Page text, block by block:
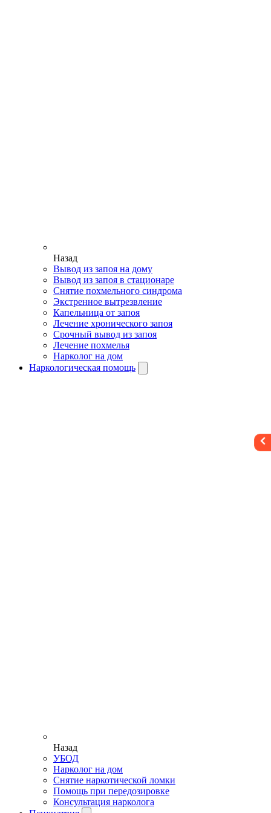
Назад
Вывод из запоя на дому
Вывод из запоя в стационаре
Снятие похмельного синдрома
Экстренное вытрезвление
Капельница от запоя
Лечение хронического запоя
Срочный вывод из запоя
Лечение похмелья
Нарколог на дом
Наркологическая помощь
Назад
УБОД
Нарколог на дом
Снятие наркотической ломки
Помощь при передозировке
Консультация нарколога